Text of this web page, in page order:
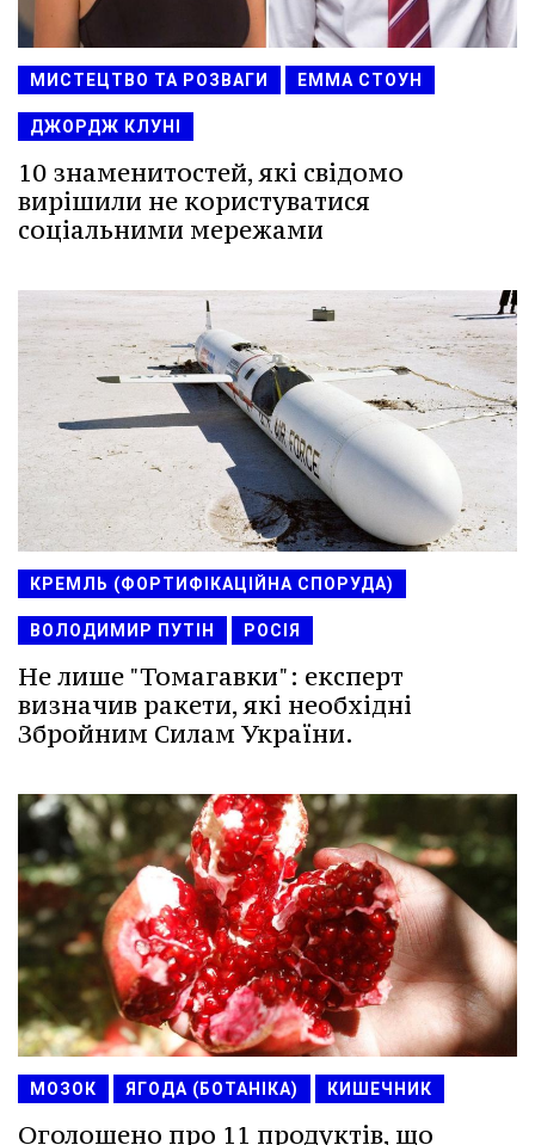
МИСТЕЦТВО ТА РОЗВАГИ ЕММА СТОУН
ДЖОРДЖ КЛУНІ
10 знаменитостей, які свідомо
вирішили не користуватися
соціальними мережами
КРЕМЛЬ (ФОРТИФІКАЦІЙНА СПОРУДА)
ВОЛОДИМИР ПУТІН РОСІЯ
Не лише "Томагавки": експерт
визначив ракети, які необхідні
Збройним Силам України.
МОЗОК ЯГОДА (БОТАНІКА) КИШЕЧНИК
Оголошено про 11 продуктів, що